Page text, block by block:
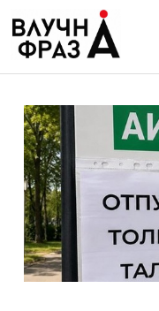
содержимому
Гроші
Життя
Лайфстайл
ТехноНаука
Людина